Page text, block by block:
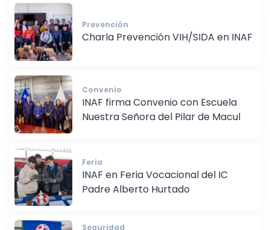
Prevención
Charla Prevención VIH/SIDA en INAF
Convenio
INAF firma Convenio con Escuela
Feria
INAF en Feria Vocacional del IC